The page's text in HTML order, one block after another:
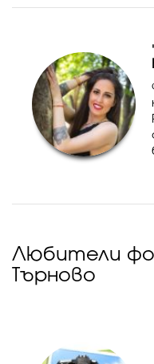
Любители
Търново